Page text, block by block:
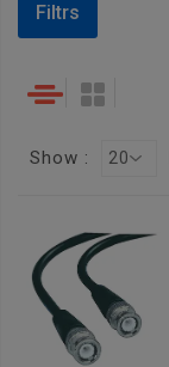
Filtrs
Show : 20